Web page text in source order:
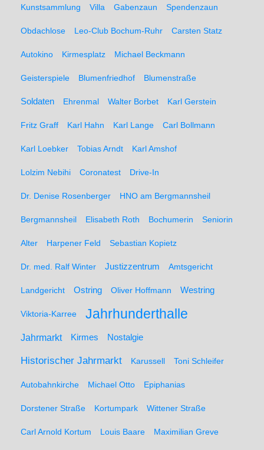
Kunstsammlung Villa Gabenzaun Spendenzaun
Obdachlose Leo-Club Bochum-Ruhr Carsten Statz
Autokino Kirmesplatz Michael Beckmann
Geisterspiele Blumenfriedhof Blumenstraße
Soldaten Ehrenmal Walter Borbet Karl Gerstein
Fritz Graff Karl Hahn Karl Lange Carl Bollmann
Karl Loebker Tobias Arndt Karl Amshof
Lolzim Nebihi Coronatest Drive-In
Dr. Denise Rosenberger HNO am Bergmannsheil
Bergmannsheil Elisabeth Roth Bochumerin Seniorin
Alter Harpener Feld Sebastian Kopietz
Dr. med. Ralf Winter Justizzentrum Amtsgericht
Landgericht Ostring Oliver Hoffmann Westring
Viktoria-Karree Jahrhunderthalle
Jahrmarkt Kirmes Nostalgie
Historischer Jahrmarkt Karussell Toni Schleifer
Autobahnkirche Michael Otto Epiphanias
Dorstener Straße Kortumpark Wittener Straße
Carl Arnold Kortum Louis Baare Maximilian Greve